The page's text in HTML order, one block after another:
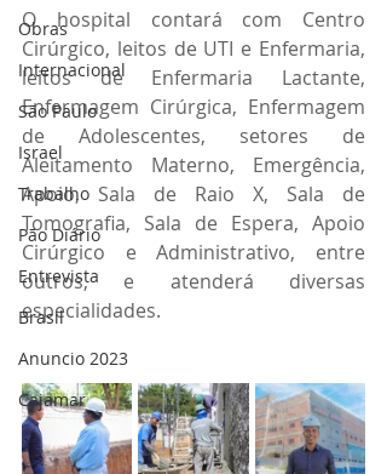
Obras
Internacional
São Paulo
Israel
Trabalho
Pão Diário
Entrevista
Brasil
Anuncio 2023
Cajamar
O hospital contará com Centro
Cirúrgico, leitos de UTI e Enfermaria,
leitos de Enfermaria Lactante,
Enfermagem Cirúrgica, Enfermagem
de Adolescentes, setores de
Aleitamento Materno, Emergência,
Apoio, Sala de Raio X, Sala de
Tomografia, Sala de Espera, Apoio
Cirúrgico e Administrativo, entre
outros, e atenderá diversas
especialidades.